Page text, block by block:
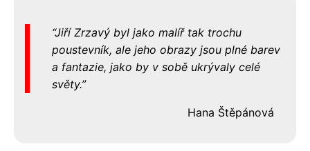
Jiří Zrzavý byl jako malíř tak trochu
poustevník, ale jeho obrazy jsou plné barev
a fantazie, jako by v sobě ukrývaly celé
světy.
Hana Štěpánová